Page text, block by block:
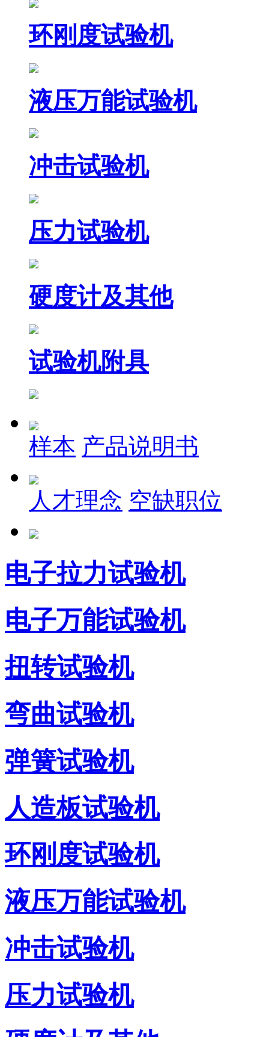
环刚度试验机
液压万能试验机
冲击试验机
压力试验机
硬度计及其他
试验机附具
样本 产品说明书
人才理念 空缺职位
电子拉力试验机
电子万能试验机
扭转试验机
弯曲试验机
弹簧试验机
人造板试验机
环刚度试验机
液压万能试验机
冲击试验机
压力试验机